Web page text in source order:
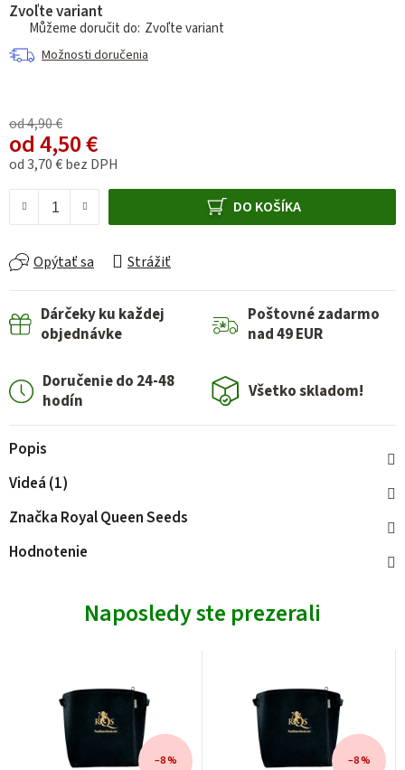
Zvoľte variant
Zvoľte variant
Možnosti doručenia
od 4,90 €
od4,50 €
od3,70 €bez DPH
DO KOŠÍKA
Opýtať sa Strážiť
Dárčeky ku každej
objednávke
Poštovné zadarmo
nad 49 EUR
Doručenie do 24-48
hodín
Všetko skladom!
Popis
Videá (1)
Značka Royal Queen Seeds
Hodnotenie
Naposledy ste prezerali
–8 % –8 %